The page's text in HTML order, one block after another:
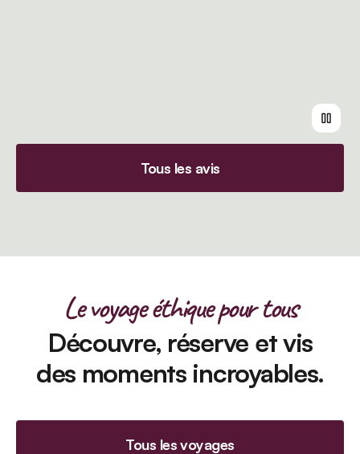
Tous les avis
Le voyage éthique pour tous
Découvre, réserve et vis
des moments incroyables.
Tous les voyages